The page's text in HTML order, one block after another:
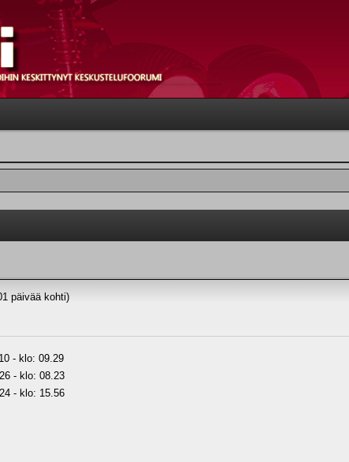
päivää kohti)
- klo: 09.29
- klo: 08.23
- klo: 15.56